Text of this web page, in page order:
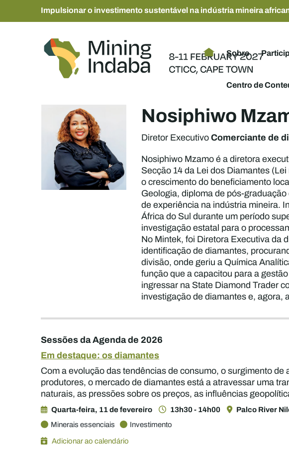
Impulsionar o investimento sustentável na indústria mineira
Sobre
Centro de
Nosiphiwo
Diretor ExecutivoComerciante de
Nosiphiwo Mzamo é a diretora
Secção 14 da Lei dos Diamantes
o crescimento do beneficiamento
Geologia, diploma de pós-
de experiência na indústria mineira.
África do Sul durante um período
investigação estatal para o
No Mintek, foi Diretora Executiva da
identificação de diamantes,
divisão, onde geriu a Química
função que a capacitou para a
ingressar na State Diamond Trader
investigação de diamantes e, agora,
Sessões da Agenda de 2026
Em destaque: os diamantes
Com a evolução das tendências de consumo, o surgimento
produtores, o mercado de diamantes está a atravessar uma
naturais, as pressões sobre os preços, as influências
Quarta-feira, 11 de fevereiro 13h30 - 14h00
Palco River
Minerais essenciais
Investimento
Adicionar ao calendário